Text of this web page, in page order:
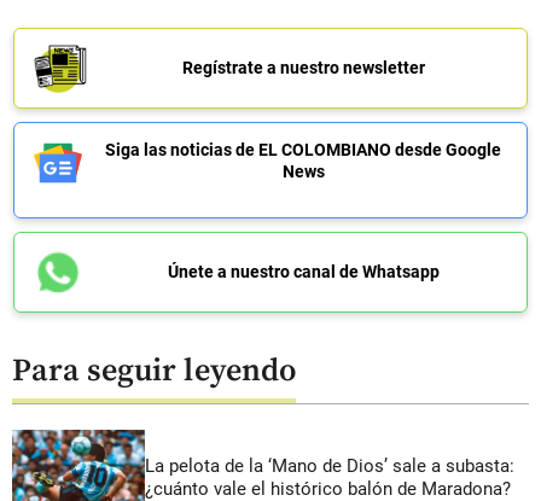
Regístrate a nuestro newsletter
Siga las noticias de EL COLOMBIANO desde Google
News
Únete a nuestro canal de Whatsapp
Para seguir leyendo
La pelota de la ‘Mano de Dios’ sale a subasta:
¿cuánto vale el histórico balón de Maradona?